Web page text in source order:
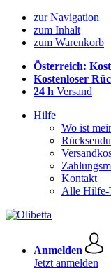
zur Navigation
zum Inhalt
zum Warenkorb
Österreich:
Kostenloser
24 h Versand
Hilfe
Wo ist
Kontakt
Alle Hilfe-
Anmelden
Jetzt anmelden